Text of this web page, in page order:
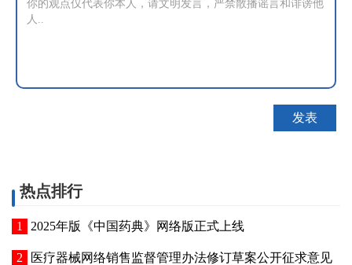
热点排行
2025年版《中国药典》网络版正式上线
医疗器械网络销售监督管理办法修订草案公开征求意见